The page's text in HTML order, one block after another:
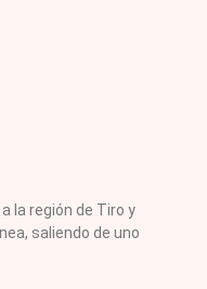
la región de Tiro y
saliendo de uno